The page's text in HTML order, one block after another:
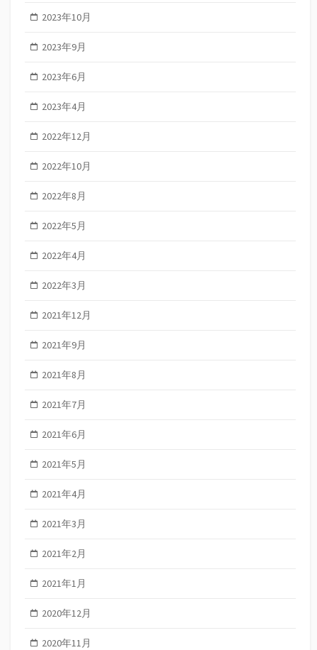
2023年10月
2023年9月
2023年6月
2023年4月
2022年12月
2022年10月
2022年8月
2022年5月
2022年4月
2022年3月
2021年12月
2021年9月
2021年8月
2021年7月
2021年6月
2021年5月
2021年4月
2021年3月
2021年2月
2021年1月
2020年12月
2020年11月